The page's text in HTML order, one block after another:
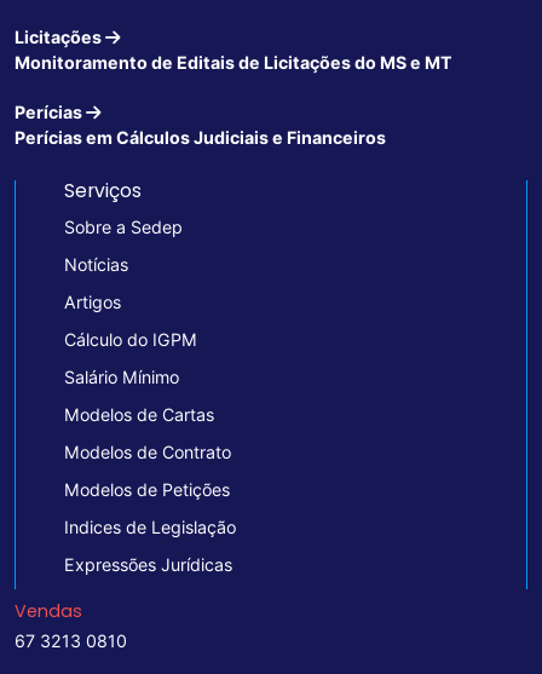
Licitações
Monitoramento de Editais de Licitações do MS e MT
Perícias
Perícias em Cálculos Judiciais e Financeiros
Serviços
Sobre a Sedep
Notícias
Artigos
Cálculo do IGPM
Salário Mínimo
Modelos de Cartas
Modelos de Contrato
Modelos de Petições
Indices de Legislação
Expressões Jurídicas
Vendas
67 3213 0810